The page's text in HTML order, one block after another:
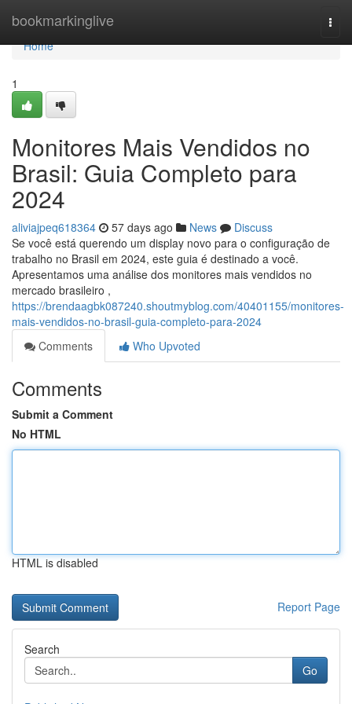
bookmarkinglive
Home
Home
1
Monitores Mais Vendidos no
Brasil: Guia Completo para
2024
aliviajpeq618364 57 days ago News
Discuss
Se você está querendo um display novo para o configuração de
trabalho no Brasil em 2024, este guia é destinado a você.
Apresentamos uma análise dos monitores mais vendidos no
mercado brasileiro ,
https://brendaagbk087240.shoutmyblog.com/40401155/monitores-
mais-vendidos-no-brasil-guia-completo-para-2024
Comments
Who Upvoted
Comments
Submit a Comment
No HTML
HTML is disabled
Report Page
Search
Go